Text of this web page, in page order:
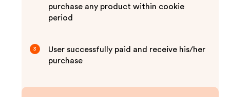
purchase any product within cookie
period
3
User successfully paid and receive his/her
purchase